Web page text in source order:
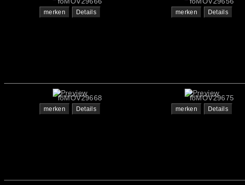
merken Details merken Details
foMOV29668
merken Details
foMOV29675
merken Details